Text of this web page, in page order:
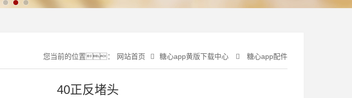
您当前的位置： 网站首页 糖心app黄版下载中心 糖心app配件
40正反堵头